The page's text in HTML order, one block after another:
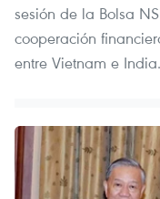
sesión de la Bolsa
cooperación
entre Vietnam e India.